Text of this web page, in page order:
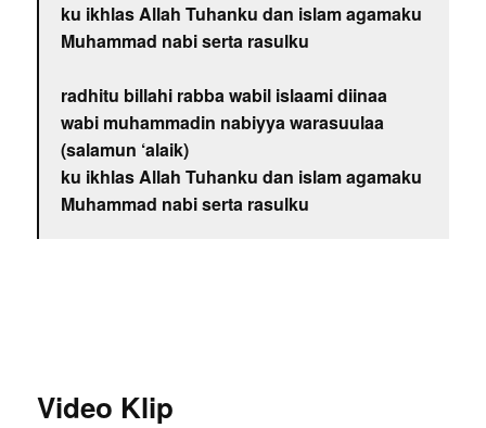
ku ikhlas Allah Tuhanku dan islam agamaku
Muhammad nabi serta rasulku
radhitu billahi rabba wabil islaami diinaa
wabi muhammadin nabiyya warasuulaa
(salamun ‘alaik)
ku ikhlas Allah Tuhanku dan islam agamaku
Muhammad nabi serta rasulku
Video Klip